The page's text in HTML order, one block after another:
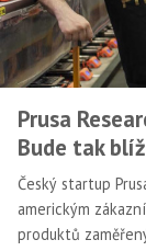
Prusa
Bude tak
Český startup
americkým
produktů